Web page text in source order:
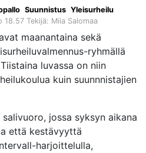
Suunnistus Yleisurheilu
18.57 Tekijä: Miia Salomaa
maanantaina sekä
ryhmällä
luvassa on niin
kuin suunnnistajien
jossa syksyn aikana
että kestävyyttä
harjoittelulla,